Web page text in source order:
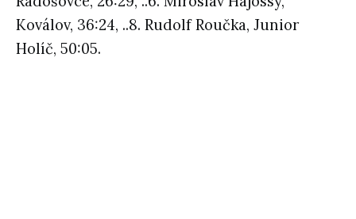
Koválov, 36:24, ..8. Rudolf Roučka, Junior
Holíč, 50:05.